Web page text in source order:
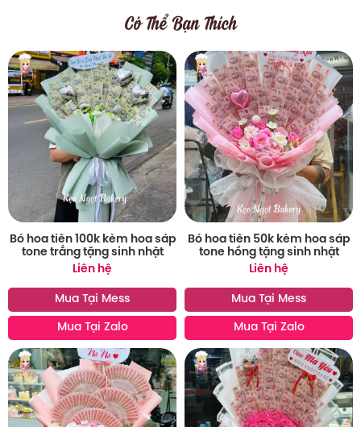
Có Thể Bạn Thích
Bó hoa tiền 100k kèm hoa sáp
tone trắng tặng sinh nhật
Liên hệ
Mua Tại Mess
Mua Tại Zalo
Bó hoa tiền 50k kèm hoa sáp
tone hồng tặng sinh nhật
Liên hệ
Mua Tại Mess
Mua Tại Zalo